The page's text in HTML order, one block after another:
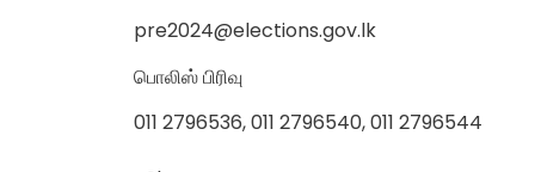
pre2024@elections.gov.lk
பொலிஸ் பிரிவு
011 2796536, 011 2796540, 011 2796544